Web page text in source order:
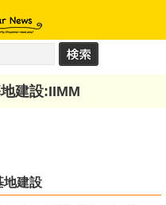
建設:IIMM
地建設